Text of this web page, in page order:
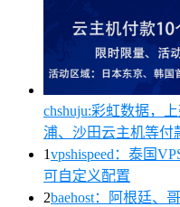
chshuju:彩虹数据，
浦、沙田云主机等付
1vpshispeed：泰国
可自定义配置
2baehost：阿根廷、